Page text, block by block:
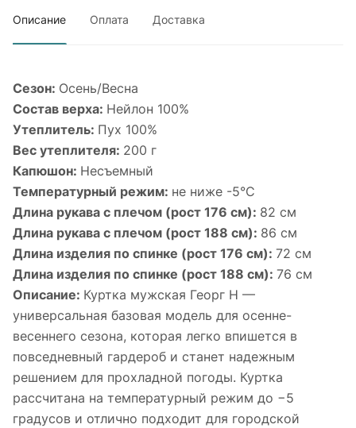
Описание Оплата Доставка
Сезон: Осень/Весна
Состав верха: Нейлон 100%
Утеплитель: Пух 100%
Вес утеплителя: 200 г
Капюшон: Несъемный
Температурный режим: не ниже -5°С
Длина рукава с плечом (рост 176 см): 82 см
Длина рукава с плечом (рост 188 см): 86 см
Длина изделия по спинке (рост 176 см): 72 см
Длина изделия по спинке (рост 188 см): 76 см
Описание: Куртка мужская Георг Н —
универсальная базовая модель для осенне-
весеннего сезона, которая легко впишется в
повседневный гардероб и станет надежным
решением для прохладной погоды. Куртка
рассчитана на температурный режим до −5
градусов и отлично подходит для городской